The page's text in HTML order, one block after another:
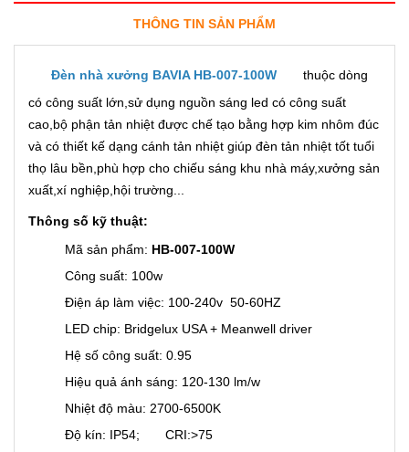
THÔNG TIN SẢN PHẨM
Đèn nhà xưởng BAVIA HB-007-100W
thuộc dòng
có công suất lớn,sử dụng nguồn sáng led có công suất
cao,bộ phận tản nhiệt được chế tạo bằng hợp kim nhôm đúc
và có thiết kế dạng cánh tản nhiệt giúp đèn tản nhiệt tốt tuổi
thọ lâu bền,phù hợp cho chiếu sáng khu nhà máy,xưởng sản
xuất,xí nghiệp,hội trường...
Thông số kỹ thuật:
Mã sản phẩm: HB-007-100W
Công suất: 100w
Điện áp làm việc: 100-240v 50-60HZ
LED chip: Bridgelux USA + Meanwell driver
Hệ số công suất: 0.95
Hiệu quả ánh sáng: 120-130 lm/w
Nhiệt độ màu: 2700-6500K
Độ kín: IP54; CRI:>75